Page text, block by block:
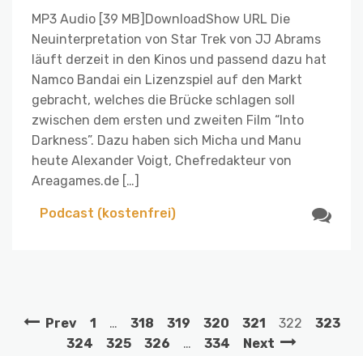
MP3 Audio [39 MB]DownloadShow URL Die
Neuinterpretation von Star Trek von JJ Abrams
läuft derzeit in den Kinos und passend dazu hat
Namco Bandai ein Lizenzspiel auf den Markt
gebracht, welches die Brücke schlagen soll
zwischen dem ersten und zweiten Film “Into
Darkness”. Dazu haben sich Micha und Manu
heute Alexander Voigt, Chefredakteur von
Areagames.de […]
Podcast (kostenfrei)
Prev 1 … 318 319 320 321 322
323
324
325 326 … 334 Next